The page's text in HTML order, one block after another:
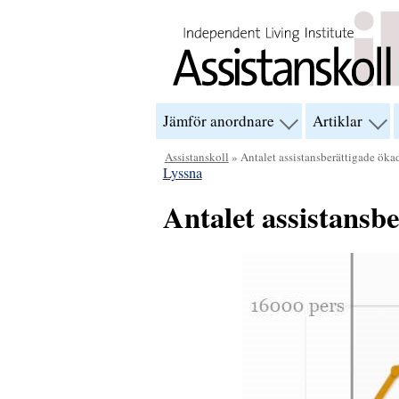
Jämför anordnare
visa
menyn
för
Artiklar visa
för
Assistanskoll » Antalet assistansberättigade
Lyssna
Antalet